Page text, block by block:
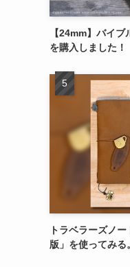
【24mm】バイ
を購入しました！
トラベラーズノ
版」を使ってみる。